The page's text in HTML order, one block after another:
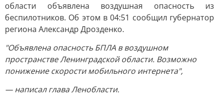
области объявлена воздушная опасность из
беспилотников. Об этом в 04:51 сообщил губернатор
региона Александр Дрозденко.
"Объявлена опасность БПЛА в воздушном
пространстве Ленинградской области. Возможно
понижение скорости мобильного интернета",
— написал глава Ленобласти.